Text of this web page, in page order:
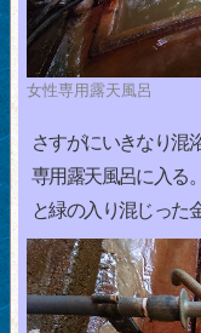
女性専用露天風呂
さすがにいきなり混
専用露天風呂に入る
と緑の入り混じった